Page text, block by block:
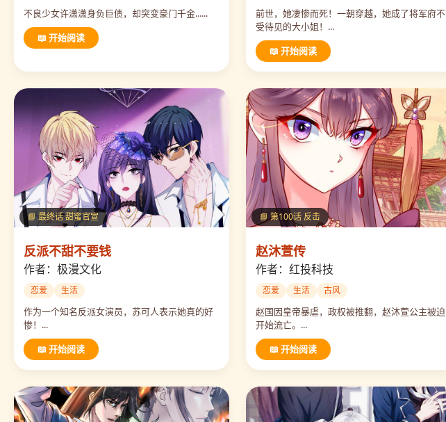
不良少女许潇潇身负巨债，却突变豪门千金......
📖 开始阅读
前世，她凄惨而死！一朝穿越，她成了将军府不
受待见的大小姐！...
📖 开始阅读
📘 最终话 甜蜜官宣
反派不甜不要钱
作者：极漫文化
恋爱 生活
作为一个知名反派女演员，苏可人表示她真的好
惨！...
📖 开始阅读
📘 第100话 反击
赵沐萱传
作者：红投科技
恋爱 生活 古风
赵国因皇帝暴虐，政权被推翻，赵沐萱公主被迫
开始流亡。...
📖 开始阅读